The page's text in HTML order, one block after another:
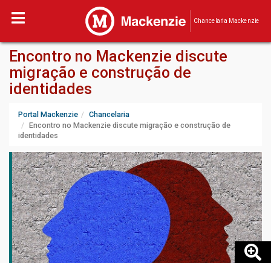
Chancelaria Mackenzie
Encontro no Mackenzie discute
migração e construção de
identidades
Portal Mackenzie
Chancelaria
Encontro no Mackenzie discute migração e construção de
identidades